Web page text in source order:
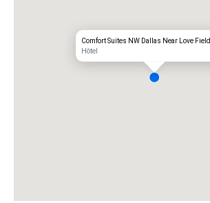
Comfort Suites NW Dallas Near Love Field
Hôtel